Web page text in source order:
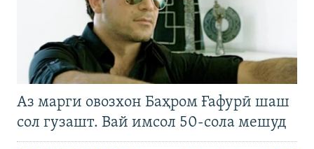
Аз марги овозхон Баҳром Ғафурӣ шаш
сол гузашт. Вай имсол 50-сола мешуд